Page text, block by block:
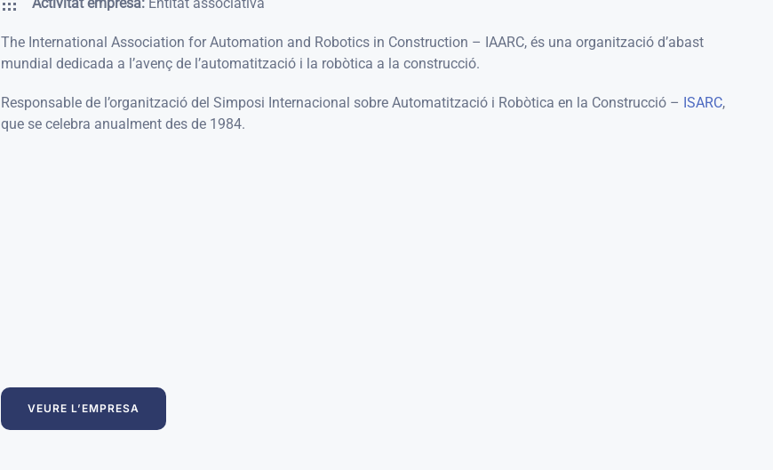
Activitat empresa: Entitat associativa
The International Association for Automation and Robotics in Construction – IAARC, és una organització d’abast
mundial dedicada a l’avenç de l’automatització i la robòtica a la construcció.
Responsable de l’organització del Simposi Internacional sobre Automatització i Robòtica en la Construcció – ISARC,
que se celebra anualment des de 1984.
VEURE L’EMPRESA